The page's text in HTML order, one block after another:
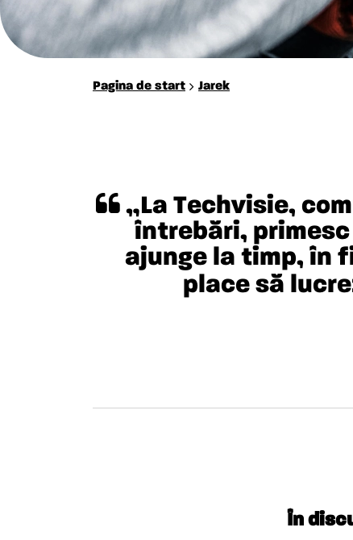
Pagina de start Jarek
„La Techvisie,
întrebări,
ajunge la timp, în
place să
În